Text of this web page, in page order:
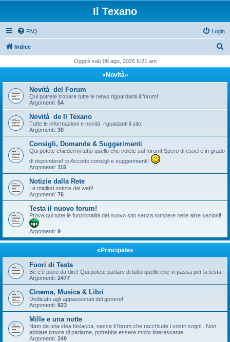
Il Texano
FAQ Login
Indice
c
Oggi è sab 08 ago, 2026 6:21 am
«Novità»
Novità del Forum
Qui potrete trovare tutte le news riguardanti il forum!
Argomenti: 54
Novità de Il Texano
Tutte le informazioni e novità riguadanti il sito!
Argomenti: 30
Consigli, Domande & Suggerimenti
Qui potete chiedermi tutto quello che volete sul forum! Spero di essere in grado
di rispondere! :p Accetto consigli e suggerimenti!
Argomenti: 115
Notizie dalla Rete
Le migliori notizie del web!
Argomenti: 76
Testa il nuovo forum!
Prova qui tutte le funzionalità del nuovo sito senza rompere nelle altre sezioni!
Argomenti: 9
«Principale»
Fuori di Testa
Bè c'è poco da dire! Qui potete parlare di tutto quello che vi passa per la testa!
Argomenti: 2477
Cinema, Musica & Libri
Dedicato agli appassionati del genere!
Argomenti: 823
Mille e una notte
Nato da una idea bislacca, nasce il forum che racchiude i vostri sogni.. Non
abbiate timore di parlarne, potrebbe essere molto interessante...
Argomenti: 240